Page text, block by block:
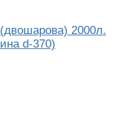
2000л.
d-370)